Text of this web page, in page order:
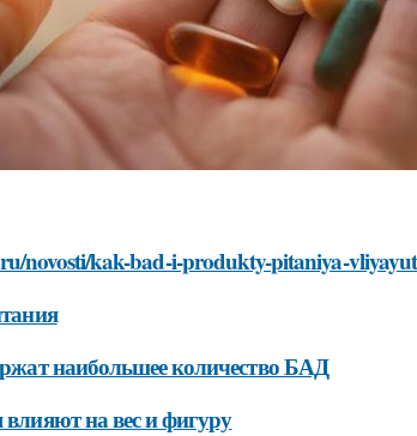
novosti/kak-bad-i-produkty-pitaniya-
наибольшее количество БАД
на вес и фигуру